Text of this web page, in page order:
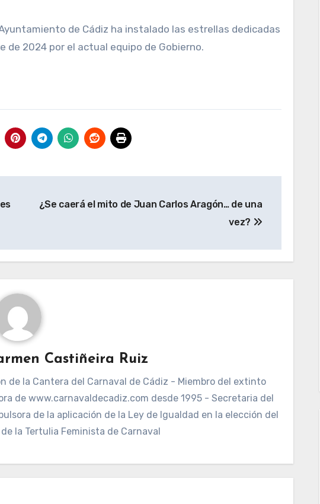
de Cádiz ha instalado las estrellas dedicadas
de 2024 por el actual equipo de Gobierno.
¿Se caerá el mito de Juan Carlos Aragón… de una
vez?
Castiñeira Ruiz
de la Cantera del Carnaval de Cádiz - Miembro del extinto
de www.carnavaldecadiz.com desde 1995 - Secretaria del
de la aplicación de la Ley de Igualdad en la elección del
la Tertulia Feminista de Carnaval